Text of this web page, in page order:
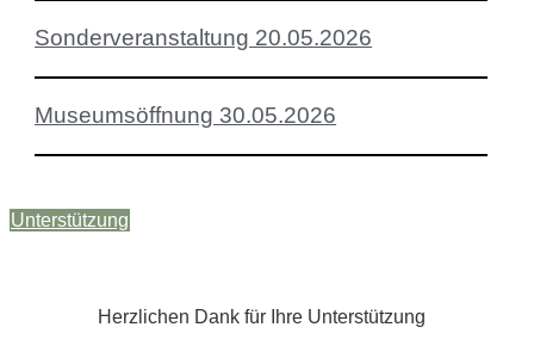
Sonderveranstaltung 20.05.2026
Museumsöffnung 30.05.2026
Unterstützung
Herzlichen Dank für Ihre Unterstützung